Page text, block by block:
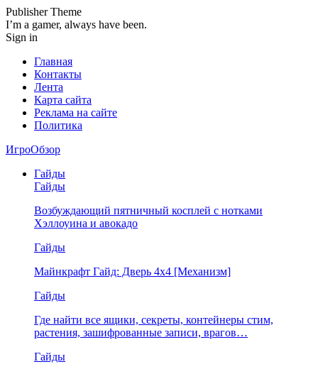
Publisher Theme
I’m a gamer, always have been.
Sign in
Главная
Контакты
Лента
Карта сайта
Реклама на сайте
Политика
ИгроОбзор
Гайды
Гайды
Возбуждающий пятничный косплей с нотками
Хэллоуина и авокадо
Гайды
Майнкрафт Гайд: Дверь 4х4 [Механизм]
Гайды
Где найти все ящики, секреты, контейнеры стим,
растения, зашифрованные записи, врагов…
Гайды